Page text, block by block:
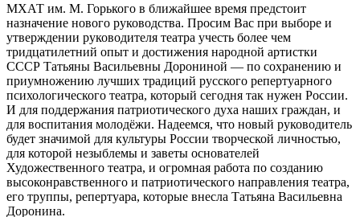
МХАТ им. М. Горького в ближайшее время предстоит
назначение нового руководства. Просим Вас при выборе и
утверждении руководителя театра учесть более чем
тридцатилетний опыт и достижения народной артистки
СССР Татьяны Васильевны Дорониной — по сохранению и
приумножению лучших традиций русского репертуарного
психологического театра, который сегодня так нужен России.
И для поддержания патриотического духа наших граждан, и
для воспитания молодёжи. Надеемся, что новый руководитель
будет значимой для культуры России творческой личностью,
для которой незыблемы и заветы основателей
Художественного театра, и огромная работа по созданию
высоконравственного и патриотического направления театра,
его труппы, репертуара, которые внесла Татьяна Васильевна
Доронина.